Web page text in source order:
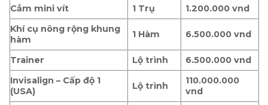
Cắm mini vít
1 Trụ
1.200.000 vnd
Khí cụ nông rộng khung
hàm
1 Hàm 6.500.000 vnd
Trainer Lộ trình
6.500.000 vnd
Invisalign – Cấp độ 1
(USA)
Lộ trình
110.000.000
vnd